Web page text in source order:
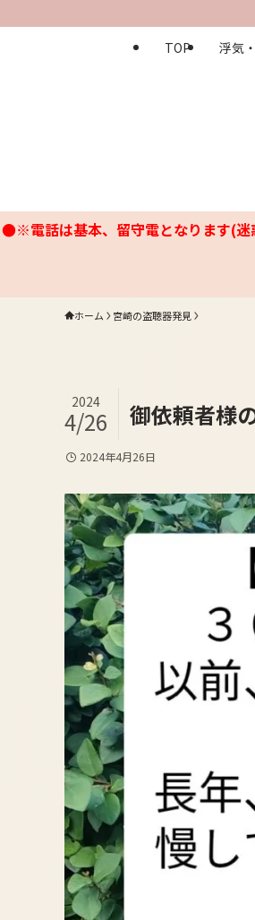
TOP 浮気
●※電話は基本、留守電となります(迷
ホーム 宮崎の盗聴器発見
御依頼者様
2024
4/26
2024年4月26日